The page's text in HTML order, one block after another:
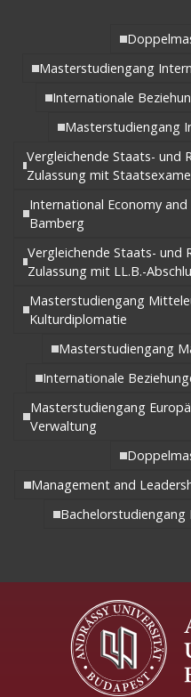
Masterstudiengang
Internationale
Masterstudiengang
Vergleichende Staats- und
Zulassung mit
International Economy
Bamberg
Vergleichende Staats- und
Zulassung mit LL.B.-
Masterstudiengang
Kulturdiplomatie
Masterstudiengang
Internationale
Masterstudiengang
Verwaltung
Management and
Bachelorstudiengang